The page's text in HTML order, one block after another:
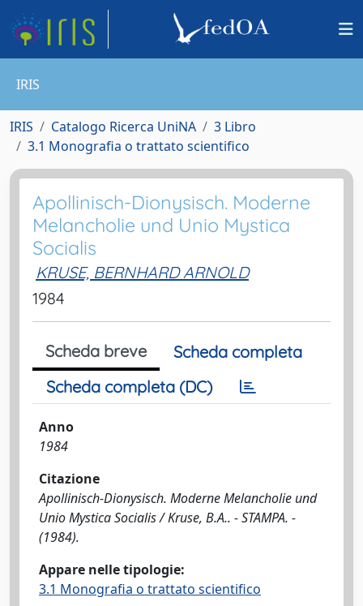
IRIS
IRIS Catalogo Ricerca UniNA
3 Libro
3.1 Monografia o trattato scientifico
Apollinisch-Dionysisch. Moderne
Melancholie und Unio Mystica
Socialis
KRUSE, BERNHARD ARNOLD
1984
Scheda breve
Scheda completa
Scheda completa (DC)
Anno
1984
Citazione
Apollinisch-Dionysisch. Moderne Melancholie und
Unio Mystica Socialis / Kruse, B.A.. - STAMPA. -
(1984).
Appare nelle tipologie:
3.1 Monografia o trattato scientifico